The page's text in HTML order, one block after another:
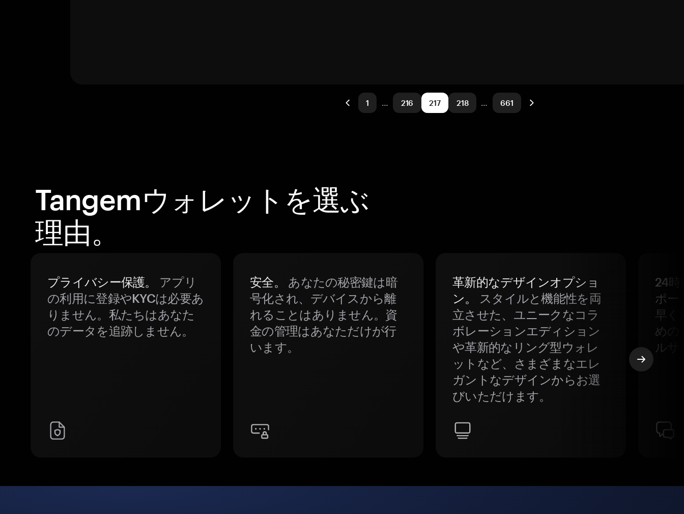
1 … 216 217 218 … 661
Tangemウォレットを選ぶ
理由。
プライバシー保護。
アプリ
の利用に登録やKYCは必要あ
りません。私たちはあなた
のデータを追跡しません。
安全。
あなたの秘密鍵は暗
号化され、デバイスから離
れることはありません。資
金の管理はあなただけが行
います。
革新的なデザインオプショ
ン。
スタイルと機能性を両
立させた、ユニークなコラ
ボレーションエディション
や革新的なリング型ウォレ
ットなど、さまざまなエレ
ガントなデザインからお選
びいただけます。
24
ポー
早く
めの
ルサ